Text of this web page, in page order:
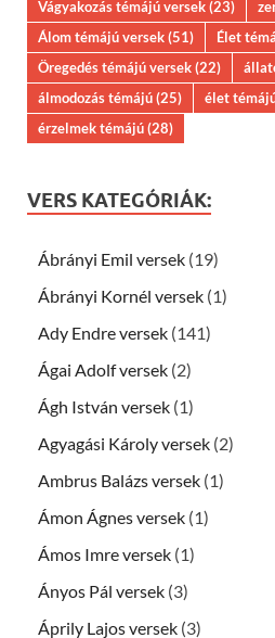
Vágyakozás témájú versek(23)
Álom témájú versek(51) Élet
Öregedés témájú versek(22)
álmodozás témájú(25) élet
érzelmek témájú(28)
VERS KATEGÓRIÁK:
Ábrányi Emil versek (19)
Ábrányi Kornél versek (1)
Ady Endre versek (141)
Ágai Adolf versek (2)
Ágh István versek (1)
Agyagási Károly versek (2)
Ambrus Balázs versek (1)
Ámon Ágnes versek (1)
Ámos Imre versek (1)
Ányos Pál versek (3)
Áprily Lajos versek (3)